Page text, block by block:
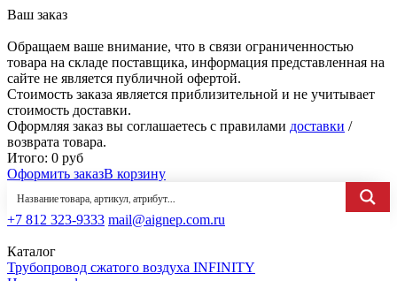
Ваш заказ
Обращаем ваше внимание, что в связи ограниченностью
товара на складе поставщика, информация представленная на
сайте не является публичной офертой.
Стоимость заказа является приблизительной и не учитывает
стоимость доставки.
Оформляя заказ вы соглашаетесь с правилами доставки /
возврата товара.
Итого: 0 руб
Оформить заказВ корзину
+7 812 323-9333 mail@aignep.com.ru
Каталог
Трубопровод сжатого воздуха INFINITY